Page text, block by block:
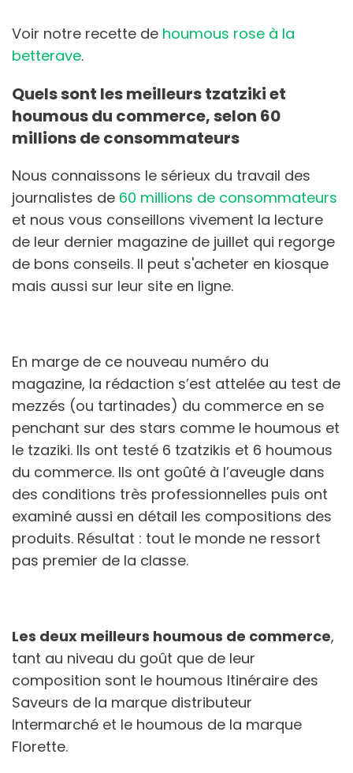
Voir notre recette de houmous rose à la
betterave.
Quels sont les meilleurs tzatziki et
houmous du commerce, selon 60
millions de consommateurs
Nous connaissons le sérieux du travail des
journalistes de 60 millions de consommateurs
et nous vous conseillons vivement la lecture
de leur dernier magazine de juillet qui regorge
de bons conseils. Il peut s'acheter en kiosque
mais aussi sur leur site en ligne.
En marge de ce nouveau numéro du
magazine, la rédaction s’est attelée au test de
mezzés (ou tartinades) du commerce en se
penchant sur des stars comme le houmous et
le tzaziki. Ils ont testé 6 tzatzikis et 6 houmous
du commerce. Ils ont goûté à l’aveugle dans
des conditions très professionnelles puis ont
examiné aussi en détail les compositions des
produits. Résultat : tout le monde ne ressort
pas premier de la classe.
Les deux meilleurs houmous de commerce,
tant au niveau du goût que de leur
composition sont le houmous Itinéraire des
Saveurs de la marque distributeur
Intermarché et le houmous de la marque
Florette.